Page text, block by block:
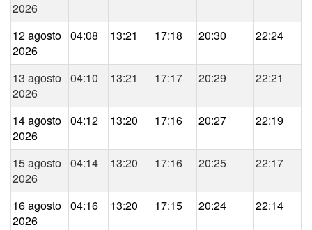
2026
12 agosto
2026
04:08 13:21 17:18 20:30 22:24
13 agosto
2026
04:10 13:21 17:17 20:29 22:21
14 agosto
2026
04:12 13:20 17:16 20:27 22:19
15 agosto
2026
04:14 13:20 17:16 20:25 22:17
16 agosto
2026
04:16 13:20 17:15 20:24 22:14